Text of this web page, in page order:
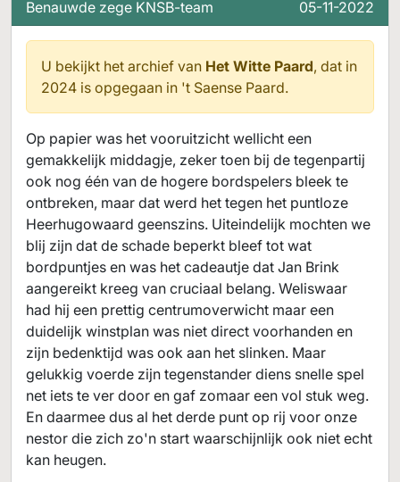
Benauwde zege KNSB-team 05-11-2022
U bekijkt het archief van Het Witte Paard, dat in
2024 is opgegaan in 't Saense Paard.
Op papier was het vooruitzicht wellicht een
gemakkelijk middagje, zeker toen bij de tegenpartij
ook nog één van de hogere bordspelers bleek te
ontbreken, maar dat werd het tegen het puntloze
Heerhugowaard geenszins. Uiteindelijk mochten we
blij zijn dat de schade beperkt bleef tot wat
bordpuntjes en was het cadeautje dat Jan Brink
aangereikt kreeg van cruciaal belang. Weliswaar
had hij een prettig centrumoverwicht maar een
duidelijk winstplan was niet direct voorhanden en
zijn bedenktijd was ook aan het slinken. Maar
gelukkig voerde zijn tegenstander diens snelle spel
net iets te ver door en gaf zomaar een vol stuk weg.
En daarmee dus al het derde punt op rij voor onze
nestor die zich zo'n start waarschijnlijk ook niet echt
kan heugen.